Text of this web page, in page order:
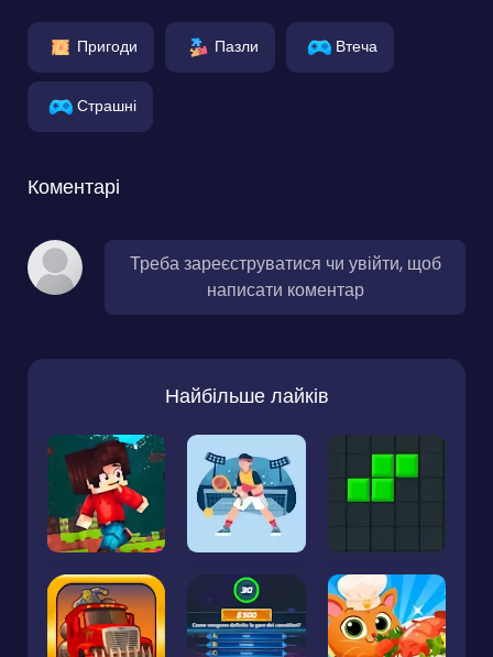
Пригоди Пазли Втеча
Страшні
Коментарі
Треба зареєструватися чи увійти, щоб
написати коментар
Найбільше лайків